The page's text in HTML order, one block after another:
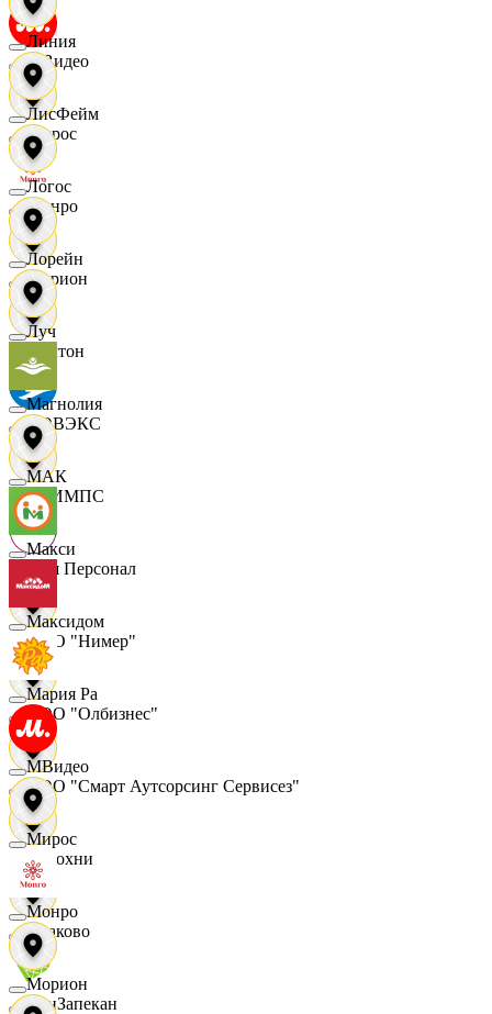
МВидео
Мирос
Монро
Морион
Мултон
НОВЭКС
ОЛИМПС
Ваш Персонал
ООО "Нимер"
ООО "Олбизнес"
ООО "Смарт Аутсорсинг Сервисез"
Отдохни
Очаково
ПанЗапекан
Линия
ЛисФейм
Логос
Лорейн
Луч
Магнолия
МАК
Макси
Максидом
Мария Ра
МВидео
Мирос
Монро
Морион